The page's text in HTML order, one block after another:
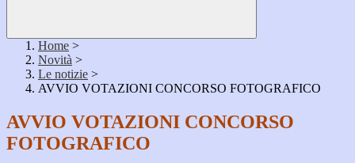
Home >
Novità >
Le notizie >
AVVIO VOTAZIONI CONCORSO FOTOGRAFICO
AVVIO VOTAZIONI CONCORSO
FOTOGRAFICO